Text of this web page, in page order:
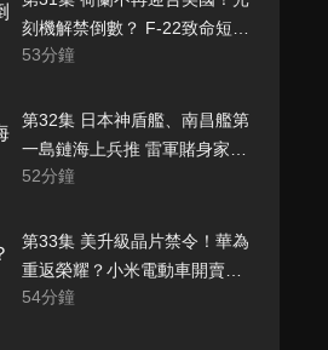
刻機解禁倒數？ F-22致命短板
驚動白宮 恐動搖國本
53分鐘
第32集 日本神盾艦、南昌艦第
一島鏈海上兵推 雷軍賭身家！
SU7海放特斯拉？
52分鐘
第33集 美升級晶片禁令！華為
重返榮耀？小米電動車開賣爆
單 雷軍神操作？
54分鐘